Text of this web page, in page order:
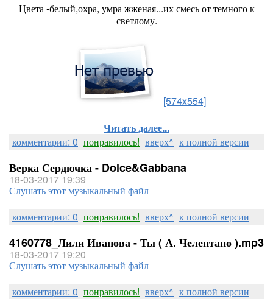
Цвета -белый,охра, умра жженая...их смесь от темного к
светлому.
[574x554]
Читать далее...
комментарии: 0 понравилось! вверх^ к полной версии
Верка Сердючка - Dolce&Gabbana
18-03-2017 19:39
Слушать этот музыкальный файл
комментарии: 0 понравилось! вверх^ к полной версии
4160778_Лили Иванова - Ты ( А. Челентано ).mp3
18-03-2017 19:20
Слушать этот музыкальный файл
комментарии: 0 понравилось! вверх^ к полной версии